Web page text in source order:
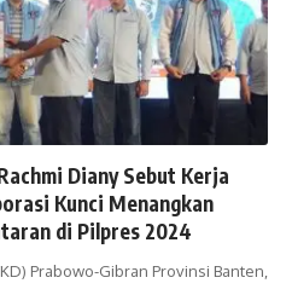
Diany Sebut Kerja
Kunci Menangkan
di Pilpres 2024
Prabowo-Gibran Provinsi Banten,